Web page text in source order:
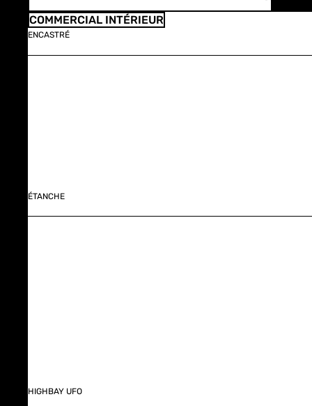
COMMERCIAL INTÉRIEUR
ENCASTRÉ
ÉTANCHE
HIGHBAY UFO